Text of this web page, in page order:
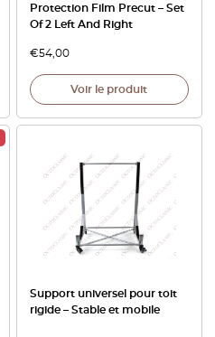
Protection Film Precut – Set
Of 2 Left And Right
€54,00
Voir le produit
Support universel pour toit
rigide – Stable et mobile